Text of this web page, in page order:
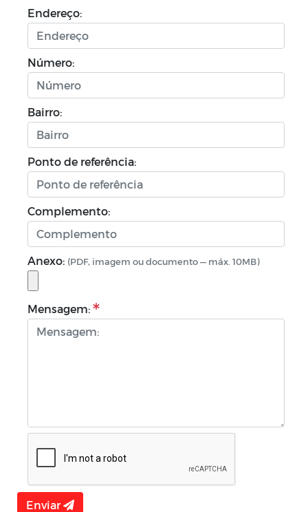
Endereço:
Número:
Bairro:
Ponto de referência:
Complemento:
Anexo: (PDF, imagem ou documento — máx. 10MB)
Mensagem:
Enviar